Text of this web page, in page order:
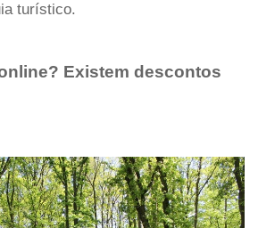
turístico.
Existem descontos